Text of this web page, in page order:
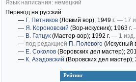
Рейтинг
Язык написания: немецкий
Перевод на русский:
— Г. Петников (Ловкий вор); 1949 г. — 17
— Я. Короновский (Вор-искусник); 1963 г.
— В. Гатцук (Мастер-вор); 1992 г. — 1 изд.
— под редакцией П. Полевого (Искусный
— Е. Соколов (Воровских дел мастер);
— К. Азадовский (Воровских дел мастер);